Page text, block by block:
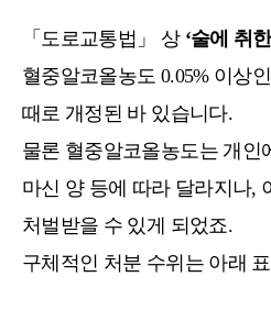
「도로교통법」 상 ‘술에 취
혈중알코올농도 0.05% 이상
때로 개정된 바 있습니다.
물론 혈중알코올농도는 개인
마신 양 등에 따라 달라지나,
처벌받을 수 있게 되었죠.
구체적인 처분 수위는 아래